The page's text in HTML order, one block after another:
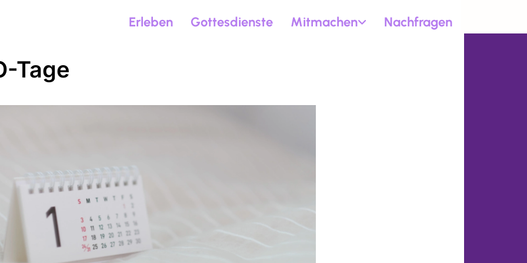
Erleben Gottesdienste Mitmachen Nachfragen
Tage